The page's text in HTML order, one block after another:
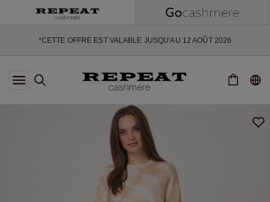
*CETTE OFFRE EST VALABLE JUSQU'AU 12 AOÛT 2026
*NON VALABLE SUR LIMITED EDITION
*EXCEPTIONS PEUVENT S'APPLIQUER
NOUVEAUX STYLES DOUX ET NOUVELLES COULEURS POUR LA
SAISON À VENIR
EXTRA 10% OFF SALE